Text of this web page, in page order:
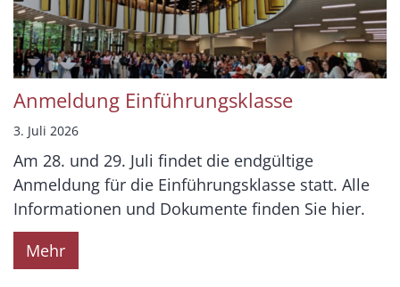
Anmeldung Einführungsklasse
3. Juli 2026
Am 28. und 29. Juli findet die endgültige
Anmeldung für die Einführungsklasse statt. Alle
Informationen und Dokumente finden Sie hier.
Mehr